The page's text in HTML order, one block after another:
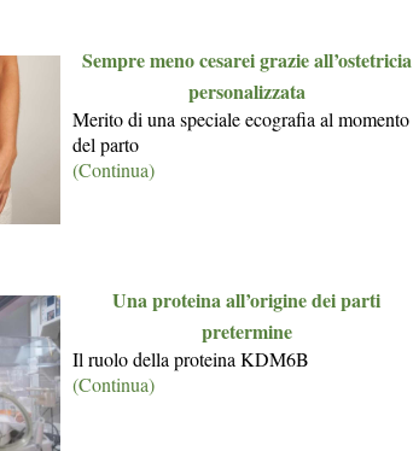
Sempre meno cesarei grazie all’ostetricia
personalizzata
Merito di una speciale ecografia al momento
del parto
(Continua)
Una proteina all’origine dei parti
pretermine
Il ruolo della proteina KDM6B
(Continua)